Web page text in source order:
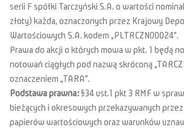
serii F spółki Tarczyński S.A. o wartości
złoty) każda, oznaczonych przez Krajowy
Wartościowych S.A. kodem „PLTRCZN00024”.
Prawa do akcji o których mowa w pkt. 1 będą
notowań ciągłych pod nazwą skróconą
oznaczeniem „TARA”.
Podstawa prawna:§34 ust.1 pkt 3 RMF w
bieżących i okresowych przekazywanych
papierów wartościowych oraz warunków